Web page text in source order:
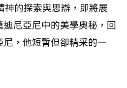
的探索與思辯，即將展
迪尼亞尼中的美學奧秘，回
尼，他短暫但卻精采的一